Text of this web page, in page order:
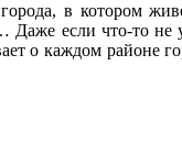
в котором
если что-то не
о каждом районе